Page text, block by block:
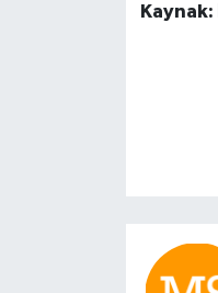
Kaynak: